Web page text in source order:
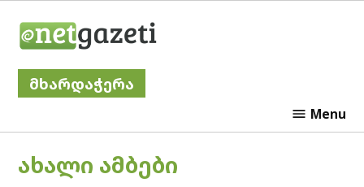
მხარდაჭერა
Menu
POSTED
ᲐᲮᲐᲚᲘ ᲐᲛᲑᲔᲑᲘ